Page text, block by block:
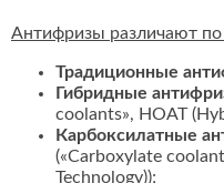
Антифризы различают
Традиционные
Гибридные
coolants», HOAT
Карбоксилатные
(«Carboxylate
Technology));